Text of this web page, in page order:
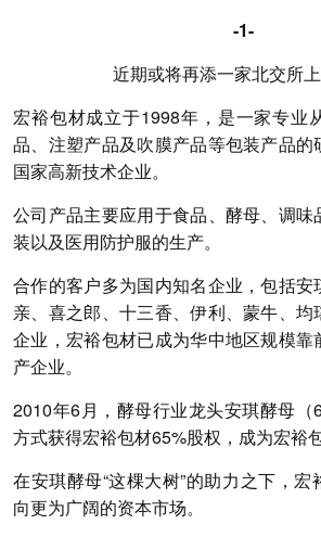
-1-
近期或将再添一家北交所
宏裕包材成立于1998年，是一家专业
品、注塑产品及吹膜产品等包装产品的
国家高新技术企业。
公司产品主要应用于食品、酵母、调
装以及医用防护服的生产。
合作的客户多为国内知名企业，包括
亲、喜之郎、十三香、伊利、蒙牛、
企业，宏裕包材已成为华中地区规模靠
产企业。
2010年6月，酵母行业龙头安琪酵母（
方式获得宏裕包材65%股权，成为宏裕
在安琪酵母“这棵大树”的助力之下，
向更为广阔的资本市场。